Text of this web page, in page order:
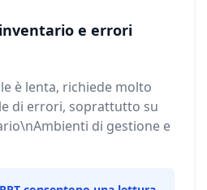
e errori
è lenta, richiede molto
di errori, soprattutto su
di gestione e